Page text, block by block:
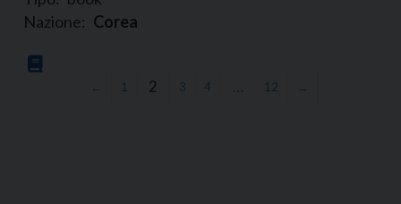
Nazione: Corea
← 1 2 3 4 … 12 →